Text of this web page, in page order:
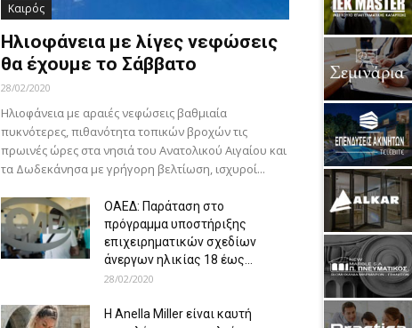
Καιρός
Ηλιοφάνεια με λίγες νεφώσεις
θα έχουμε το Σάββατο
28/02/2020
Ηλιοφάνεια με αραιές νεφώσεις βαθμιαία
πυκνότερες, πιθανότητα τοπικών βροχών τις
πρωινές ώρες στα νησιά του Ανατολικού Αιγαίου και
τα Δωδεκάνησα με γρήγορη βελτίωση, ισχυροί...
ΟΑΕΔ: Παράταση στο
πρόγραμμα υποστήριξης
επιχειρηματικών σχεδίων
άνεργων ηλικίας 18 έως...
28/02/2020
Η Anella Miller είναι καυτή